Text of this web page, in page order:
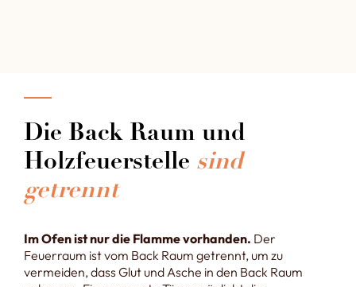
Die Back Raum und
Holzfeuerstelle sind
getrennt
Im Ofen ist nur die Flamme vorhanden. Der
Feuerraum ist vom Back Raum getrennt, um zu
vermeiden, dass Glut und Asche in den Back Raum